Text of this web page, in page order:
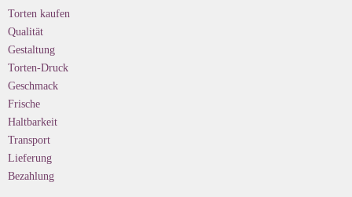
Torten kaufen
Qualität
Gestaltung
Torten-Druck
Geschmack
Frische
Haltbarkeit
Transport
Lieferung
Bezahlung